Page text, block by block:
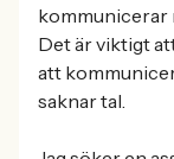
kommunicerar
Det är viktigt
att
saknar tal.